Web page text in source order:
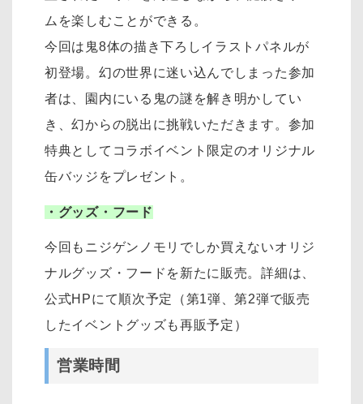
ムを楽しむことができる。
今回は鬼8体の描き下ろしイラストパネルが
初登場。幻の世界に迷い込んでしまった参加
者は、園内にいる鬼の謎を解き明かしてい
き、幻からの脱出に挑戦いただきます。参加
特典としてコラボイベント限定のオリジナル
缶バッジをプレゼント。
・グッズ・フード
今回もニジゲンノモリでしか買えないオリジ
ナルグッズ・フードを新たに販売。詳細は、
公式HPにて順次予定（第1弾、第2弾で販売
したイベントグッズも再販予定）
営業時間